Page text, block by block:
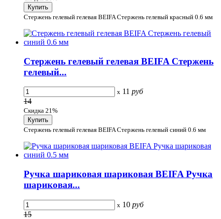
Стержень гелевый гелевая BEIFA Стержень гелевый красный 0.6 мм
Стержень гелевый гелевая BEIFA Стержень
гелевый...
x 11 руб
14
Скидка 21%
Стержень гелевый гелевая BEIFA Стержень гелевый синий 0.6 мм
Ручка шариковая шариковая BEIFA Ручка
шариковая...
x 10 руб
15